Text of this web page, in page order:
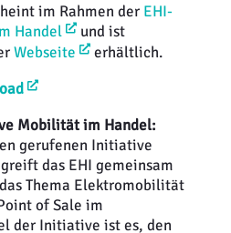
im Rahmen der EHI-
Handel
und ist
Webseite
erhältlich.
Mobilität im Handel:
gerufenen Initiative
das EHI gemeinsam
Thema Elektromobilität
of Sale im
der Initiative ist es, den